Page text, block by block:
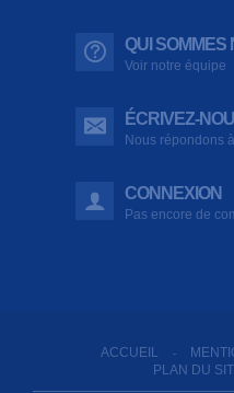
QUI SOMMES
Voir notre équipe
ÉCRIVEZ-
Nous répondons
CONNEXION
Pas encore de
ACCUEIL -
PLAN DU